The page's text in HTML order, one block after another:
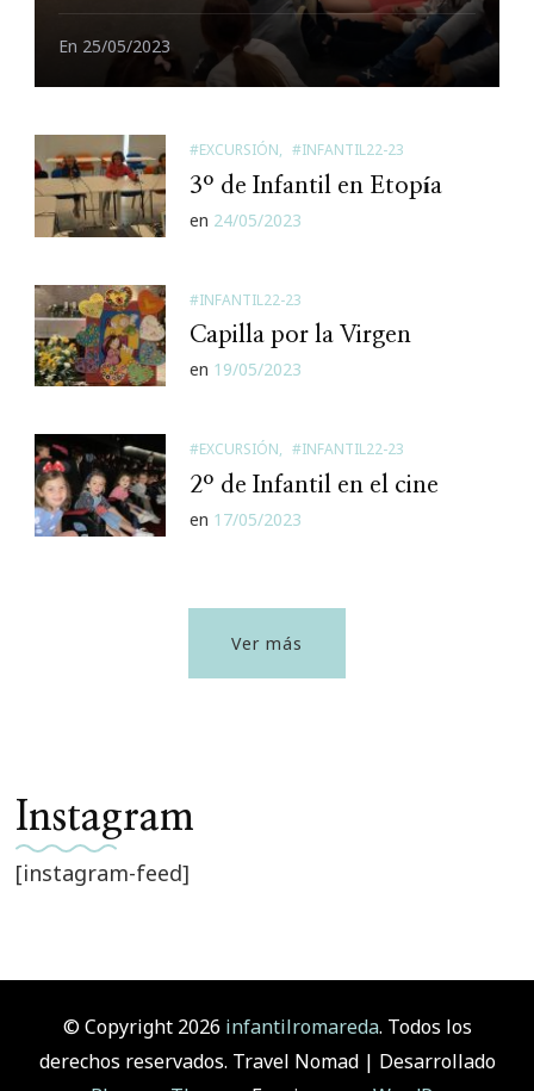
En 25/05/2023
#EXCURSIÓN #INFANTIL22-23
3º de Infantil en Etopía
en 24/05/2023
#INFANTIL22-23
Capilla por la Virgen
en 19/05/2023
#EXCURSIÓN #INFANTIL22-23
2º de Infantil en el cine
en 17/05/2023
Ver más
Instagram
[instagram-feed]
© Copyright 2026 infantilromareda. Todos los
derechos reservados. Travel Nomad | Desarrollado